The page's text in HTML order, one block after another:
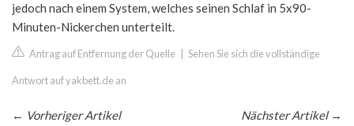
jedoch nach einem System, welches seinen Schlaf in 5x90-
Minuten-Nickerchen unterteilt.
Antrag auf Entfernung der Quelle Sehen Sie sich die vollständige
Antwort auf yakbett.de an
← Vorheriger Artikel
Nächster Artikel→